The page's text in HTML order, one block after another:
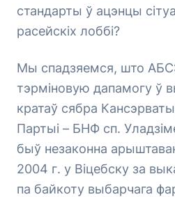
стандарты ў ацэнцы
расейскіх лоббі?
Мы спадзяемся, што
тэрміновую дапамогу ў
кратаў сябра
Партыі – БНФ сп.
быў незаконна
2004 г. у Віцебску за
па байкоту выбарчага